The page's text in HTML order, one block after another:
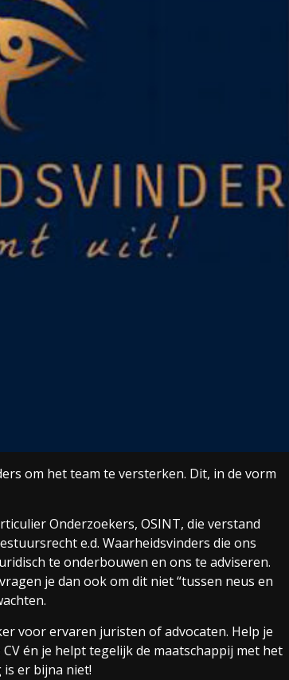
om het team te versterken. Dit, in de vorm
Onderzoekers, OSINT, die verstand
e.d. Waarheidsvinders die ons
te onderbouwen en ons te adviseren.
je dan ook om dit niet “tussen neus en
voor ervaren juristen of advocaten. Help je
én je helpt tegelijk de maatschappij met het
is er bijna niet!